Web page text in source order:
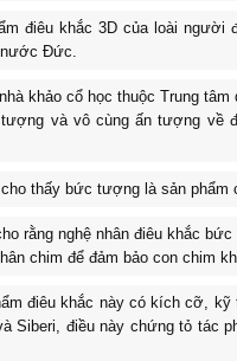
điêu khắc 3D của loài
Đức.
khảo cổ học thuộc Trung
và vô cùng ấn tượng về
thấy bức tượng là sản
rằng nghệ nhân điêu khắc
chim để đảm bảo con chim
điêu khắc này có kích cỡ,
Siberi, điều này chứng tỏ tác